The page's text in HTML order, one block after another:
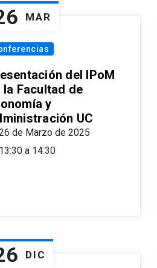
MAR
del IPoM
la Facultad de
y
UC
de Marzo de 2025
13:30 a 14:30
DIC